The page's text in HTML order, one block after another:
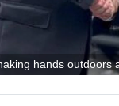
hands outdoors